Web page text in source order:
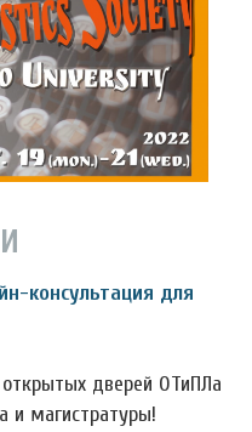
консультация для
дверей ОТиПЛа
и магистратуры!